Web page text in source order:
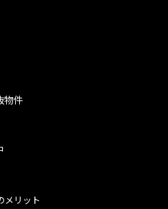
物件
メリット